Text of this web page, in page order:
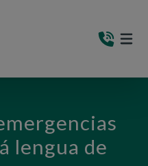
lengua de